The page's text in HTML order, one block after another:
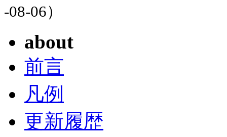
-08-06）
about
前言
凡例
更新履歴